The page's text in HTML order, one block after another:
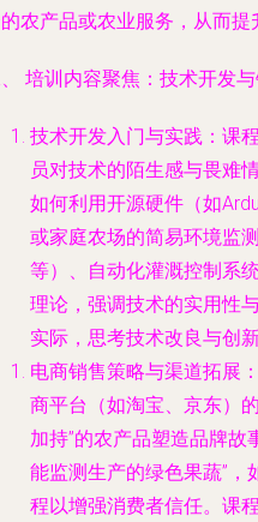
农产品或农业服务，从而提
培训内容聚焦：技术开发
技术开发入门与实践 ：课
员对技术的陌生感与畏难
如何利用开源硬件（如
或家庭农场的简易环境监
等）、自动化灌溉控制系
理论，强调技术的实用性
实际，思考技术改良与创
电商销售策略与渠道拓展
商平台（如淘宝、京东）
加持”的农产品塑造品牌故
能监测生产的绿色果蔬”
程以增强消费者信任。课